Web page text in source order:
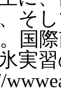
そ
国
実